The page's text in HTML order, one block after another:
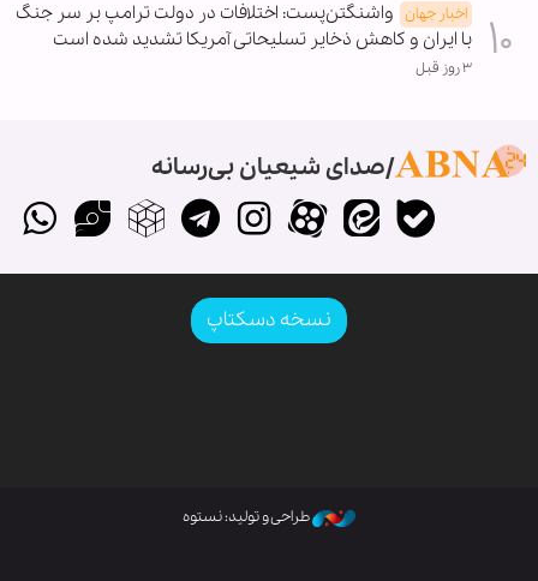
اخبار جهان واشنگتن‌پست: اختلافات در دولت ترامپ بر سر جنگ
با ایران و کاهش ذخایر تسلیحاتی آمریکا تشدید شده است
۳ روز قبل
صدای شیعیان بی‌رسانه
نسخه دسکتاپ
طراحی و تولید: نستوه